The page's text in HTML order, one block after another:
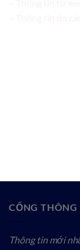
CỔNG
Thông tin mới